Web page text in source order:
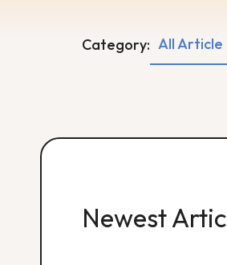
Category: All Article
Newest